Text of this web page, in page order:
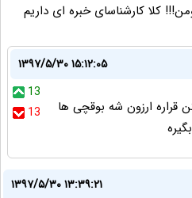
۱۳۹۷/۵/۳۰ ۱۵:۱۲:۰۵
13
13
قراره ارزون شه بوقچی ها
۱۳۹۷/۵/۳۰ ۱۳:۳۹:۲۱